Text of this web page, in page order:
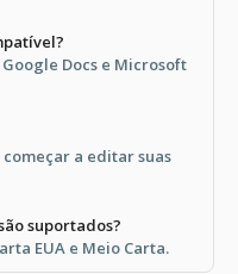
Docs e Microsoft
a editar suas
suportados?
EUA e Meio Carta.